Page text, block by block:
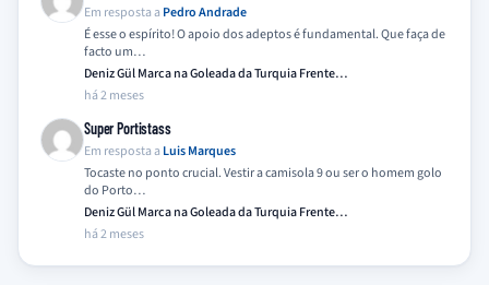
Em resposta a Pedro Andrade
É esse o espírito! O apoio dos adeptos é fundamental. Que faça de
facto um…
Deniz Gül Marca na Goleada da Turquia Frente…
há 2 meses
Super Portistass
Em resposta a Luis Marques
Tocaste no ponto crucial. Vestir a camisola 9 ou ser o homem golo
do Porto…
Deniz Gül Marca na Goleada da Turquia Frente…
há 2 meses